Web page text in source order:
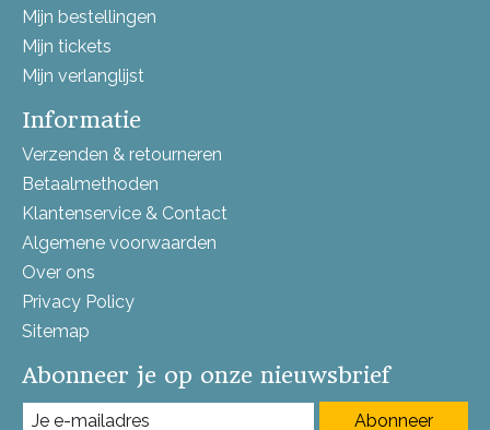
Mijn bestellingen
Mijn tickets
Mijn verlanglijst
Informatie
Verzenden & retourneren
Betaalmethoden
Klantenservice & Contact
Algemene voorwaarden
Over ons
Privacy Policy
Sitemap
Abonneer je op onze nieuwsbrief
Abonneer